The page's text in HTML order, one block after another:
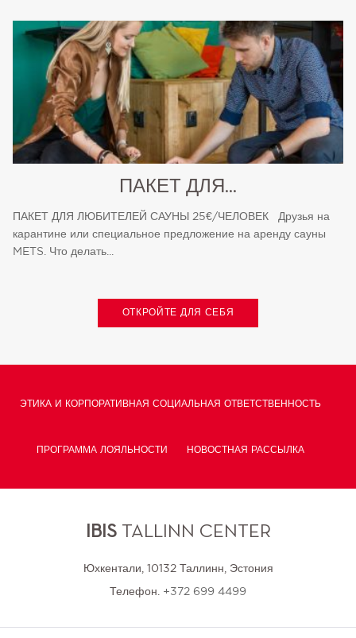
ПАКЕТ ДЛЯ...
ПАКЕТ ДЛЯ ЛЮБИТЕЛЕЙ САУНЫ 25€/ЧЕЛОВЕК Друзья на
карантине или специальное предложение на аренду сауны
METS. Что делать...
ОТКРОЙТЕ ДЛЯ СЕБЯ
ЭТИКА И КОРПОРАТИВНАЯ СОЦИАЛЬНАЯ ОТВЕТСТВЕННОСТЬ
ПРОГРАММА ЛОЯЛЬНОСТИ НОВОСТНАЯ РАССЫЛКА
IBISTALLINN CENTER
Юхкентали, 10132 Таллинн, Эстония
Телефон. +372 699 4499